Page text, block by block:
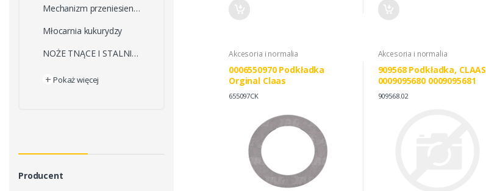
Mechanizm przeniesienia napędu
Młocarnia kukurydzy
NOŻE TNĄCE I STALNICE
+ Pokaż więcej
Producent
Akcesoria i normalia
0006550970 Podkładka
Orginal Claas
655097CK
Akcesoria i normalia
909568 Podkładka, CLAAS
0009095680 0009095681
909568.02